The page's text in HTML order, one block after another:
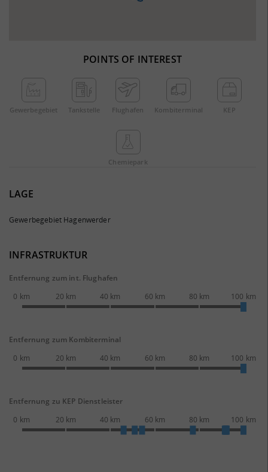
POINTS OF INTEREST
Gewerbe­gebiet Tankstelle Flughafen Kombi­terminal KEP
Chemie­park
LAGE
Gewerbegebiet Hagenwerder
INFRASTRUKTUR
Entfernung zum int. Flughafen
0 km
20 km 40 km 60 km 80 km 100 km
Entfernung zum Kombiterminal
0 km
20 km 40 km 60 km 80 km 100 km
Entfernung zu KEP Dienstleister
0 km
20 km 40 km 60 km 80 km 100 km